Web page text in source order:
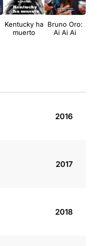
Kentucky ha
muerto
Bruno Oro:
Ai Ai Ai
2016
2017
2018